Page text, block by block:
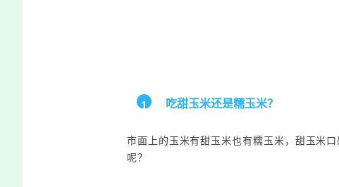
1 吃甜玉米还是糯玉米？
市面上的玉米有甜玉米也有糯玉米，甜玉米
呢？